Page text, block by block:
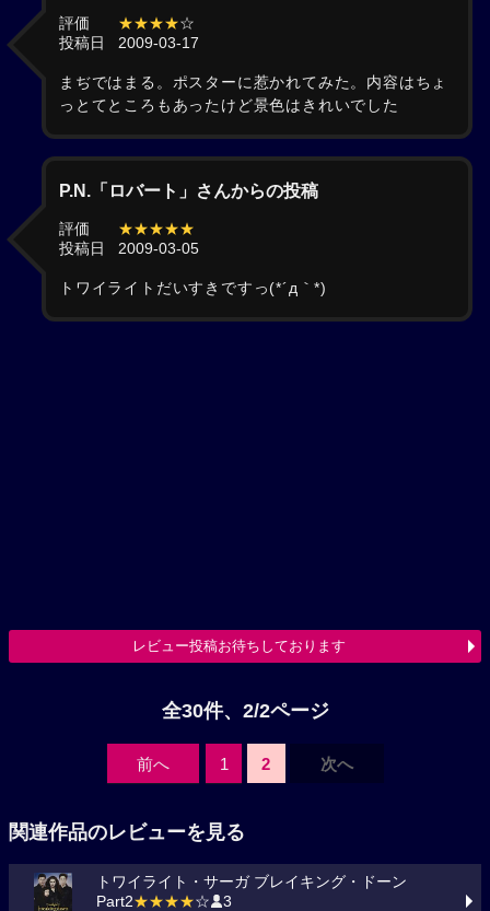
評価 ★★★★☆
投稿日
2009-03-17
まぢではまる。ポスターに惹かれてみた。内容はちょ
っとてところもあったけど景色はきれいでした
P.N.「ロバート」さんからの投稿
評価
★★★★★
投稿日
2009-03-05
トワイライトだいすきですっ(*´д｀*)
レビュー投稿お待ちしております
全30件、2/2ページ
前へ 1 2 次へ
関連作品のレビューを見る
トワイライト・サーガ ブレイキング・ドーン
Part2★★★★☆ 3